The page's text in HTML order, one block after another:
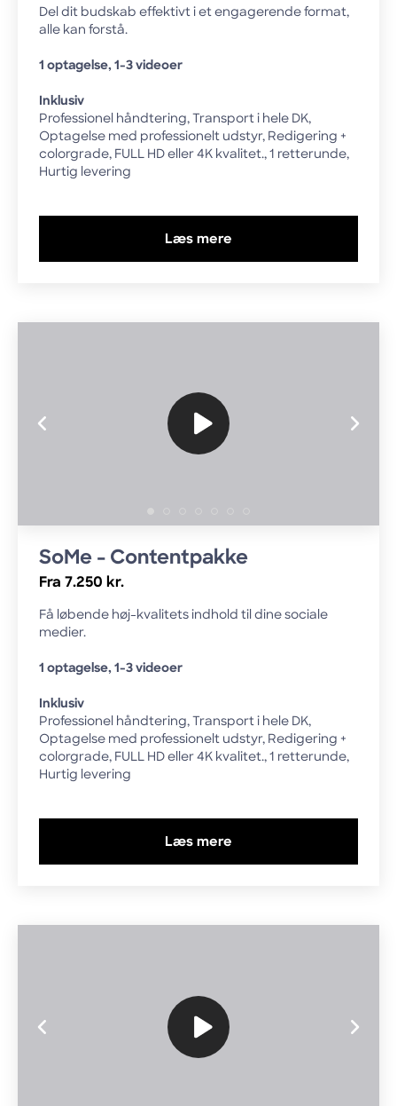
Del dit budskab effektivt i et engagerende format,
alle kan forstå.
1 optagelse, 1-3 videoer
Inklusiv
Professionel håndtering, Transport i hele DK,
Optagelse med professionelt udstyr, Redigering +
colorgrade, FULL HD eller 4K kvalitet., 1 retterunde,
Hurtig levering
Læs mere
SoMe - Contentpakke
Fra 7.250 kr.
Få løbende høj-kvalitets indhold til dine sociale
medier.
1 optagelse, 1-3 videoer
Inklusiv
Professionel håndtering, Transport i hele DK,
Optagelse med professionelt udstyr, Redigering +
colorgrade, FULL HD eller 4K kvalitet., 1 retterunde,
Hurtig levering
Læs mere